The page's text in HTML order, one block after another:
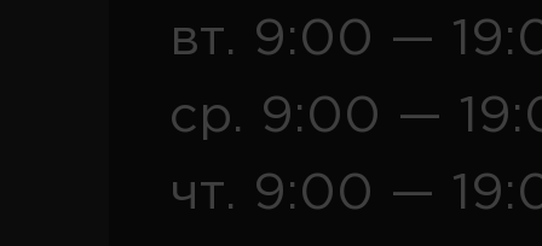
вт. 9:00 —
ср. 9:00 —
чт. 9:00 —